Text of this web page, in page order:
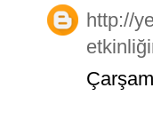
http://